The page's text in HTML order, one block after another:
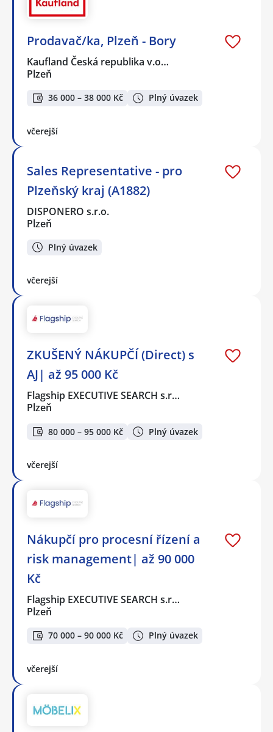
Prodavač/ka, Plzeň - Bory
Kaufland Česká republika v.o…
Plzeň
36 000 – 38 000 Kč Plný úvazek
včerejší
Sales Representative - pro
Plzeňský kraj (A1882)
DISPONERO s.r.o.
Plzeň
Plný úvazek
včerejší
ZKUŠENÝ NÁKUPČÍ (Direct) s
AJ| až 95 000 Kč
Flagship EXECUTIVE SEARCH s.r…
Plzeň
80 000 – 95 000 Kč Plný úvazek
včerejší
Nákupčí pro procesní řízení a
risk management| až 90 000
Kč
Flagship EXECUTIVE SEARCH s.r…
Plzeň
70 000 – 90 000 Kč Plný úvazek
včerejší